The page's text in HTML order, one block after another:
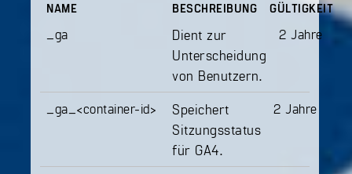
NAME BESCHREIBUNG GÜLTIGKEIT
_ga
Dient zur
Unterscheidung
von Benutzern.
2 Jahre
_ga_<container-id>
Speichert
Sitzungsstatus
für GA4.
2 Jahre